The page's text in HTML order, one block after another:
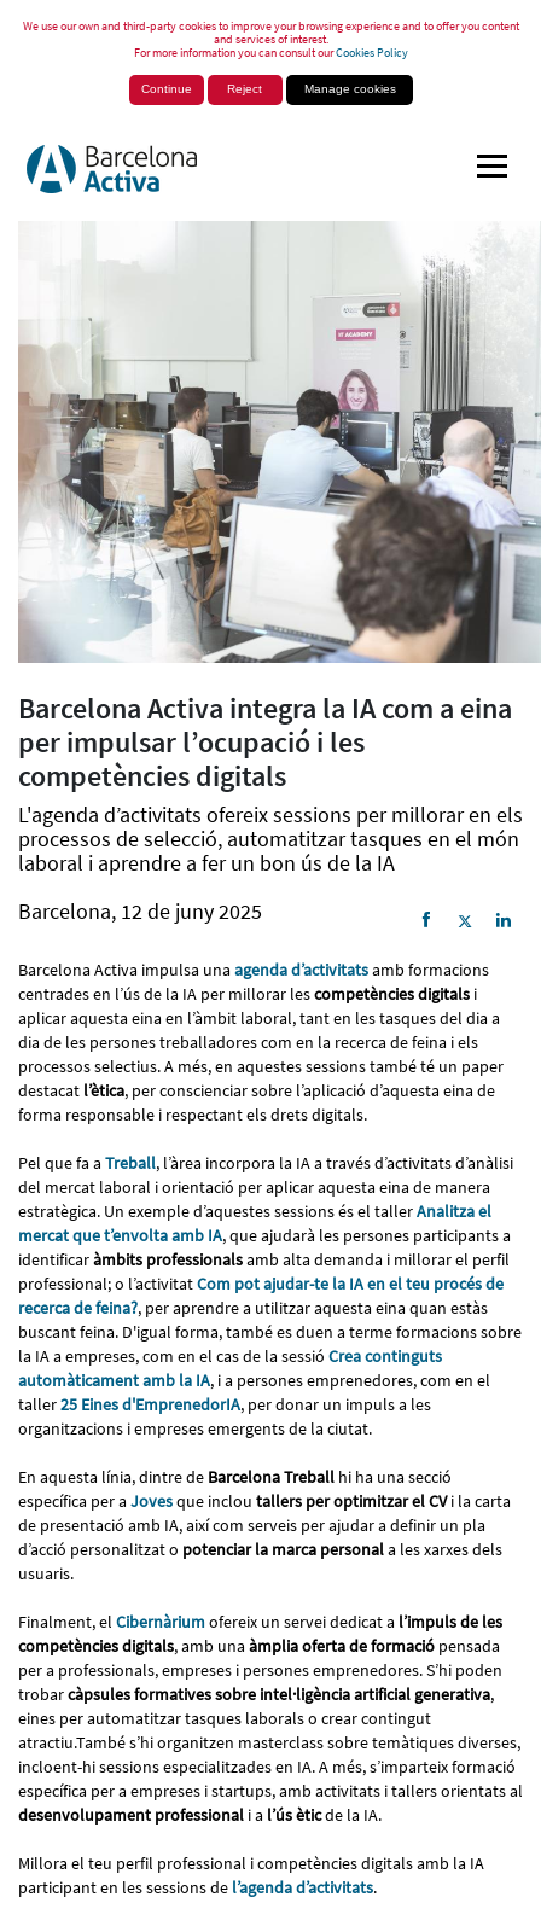
We use our own and third-party cookies to improve your browsing experience and to offer you content
and services of interest.
For more information you can consult ourCookies Policy
Continue Reject Manage cookies
Barcelona Activa integra la IA com a eina
per impulsar l’ocupació i les
competències digitals
L'agenda d’activitats ofereix sessions per millorar en els
processos de selecció, automatitzar tasques en el món
laboral i aprendre a fer un bon ús de la IA
Barcelona, 12 de juny 2025
Barcelona Activa impulsa una agenda d’activitatsamb formacions
centrades en l’ús de la IA per millorar lescompetències digitals i
aplicar aquesta eina en l’àmbit laboral, tant en les tasques del dia a
dia de les persones treballadores com en la recerca de feina i els
processos selectius. A més, en aquestes sessions també té un paper
destacat l’ètica, per conscienciar sobre l’aplicació d’aquesta eina de
forma responsable i respectant els drets digitals.
Pel que fa a Treball, l’àrea incorpora la IA a través d’activitats d’anàlisi
del mercat laboral i orientació per aplicar aquesta eina de manera
estratègica. Un exemple d’aquestes sessions és el tallerAnalitza el
mercat que t’envolta amb IA, que ajudarà les persones participants a
identificaràmbits professionalsamb alta demanda i millorar el perfil
professional; o l’activitatCom pot ajudar-te la IA en el teu procés de
recerca de feina?, per aprendre a utilitzar aquesta eina quan estàs
buscant feina. D'igual forma, també es duen a terme formacions sobre
la IA a empreses, com en el cas de la sessió Crea continguts
automàticament amb la IA, i a persones emprenedores, com en el
taller25 Eines d'EmprenedorIA, per donar un impuls a les
organitzacions i empreses emergents de la ciutat.
En aquesta línia, dintre de Barcelona Treball hi ha una secció
específica per a Jovesque inclou tallers per optimitzar el CVi la carta
de presentació amb IA, així com serveis per ajudar a definir un pla
d’acció personalitzat o potenciar la marca personala les xarxes dels
usuaris.
Finalment, el Cibernàriumofereix un servei dedicat a l’impuls de les
competències digitals, amb una àmplia oferta de formació pensada
per a professionals, empreses i persones emprenedores. S’hi poden
trobarcàpsules formatives sobre intel·ligència artificial generativa,
eines per automatitzar tasques laborals o crear contingut
atractiu.També s’hi organitzen masterclass sobre temàtiques diverses,
incloent-hi sessions especialitzades en IA. A més, s’imparteix formació
específica per a empreses i startups, amb activitats i tallers orientats al
desenvolupament professional i a l’ús èticde la IA.
Millora el teu perfil professional i competències digitals amb la IA
participant en les sessions de l’agenda d’activitats.